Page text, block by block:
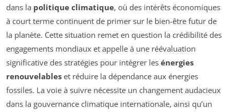
dans la politique climatique, où des intérêts économiques
à court terme continuent de primer sur le bien-être futur de
la planète. Cette situation remet en question la crédibilité des
engagements mondiaux et appelle à une réévaluation
significative des stratégies pour intégrer les énergies
renouvelables et réduire la dépendance aux énergies
fossiles. La voie à suivre nécessite un changement audacieux
dans la gouvernance climatique internationale, ainsi qu’un